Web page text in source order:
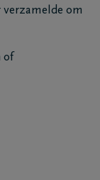
verzamelde om
of